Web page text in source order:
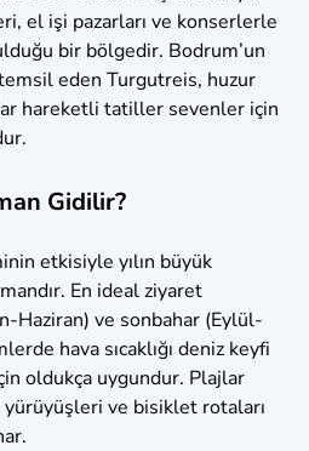
el işi pazarları ve konserlerle
bir bölgedir. Bodrum’un
eden Turgutreis, huzur
hareketli tatiller sevenler için
Gidilir?
etkisiyle yılın büyük
En ideal ziyaret
Haziran) ve sonbahar (Eylül-
hava sıcaklığı deniz keyfi
oldukça uygundur. Plajlar
ve bisiklet rotaları